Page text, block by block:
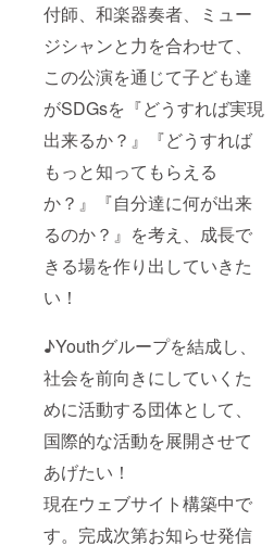
付師、和楽器奏者、ミュー
ジシャンと力を合わせて、
この公演を通じて子ども達
がSDGsを『どうすれば実現
出来るか？』『どうすれば
もっと知ってもらえる
か？』『自分達に何が出来
るのか？』を考え、成長で
きる場を作り出していきた
い！
♪Youthグループを結成し、
社会を前向きにしていくた
めに活動する団体として、
国際的な活動を展開させて
あげたい！
現在ウェブサイト構築中で
す。完成次第お知らせ発信